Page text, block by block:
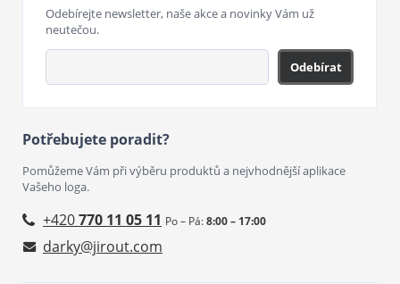
Odebírejte newsletter, naše akce a novinky Vám už
neutečou.
Odebírat
Potřebujete poradit?
Pomůžeme Vám při výběru produktů a nejvhodnější aplikace
Vašeho loga.
+420770 11 05 11 Po – Pá:8:00 – 17:00
darky@jirout.com